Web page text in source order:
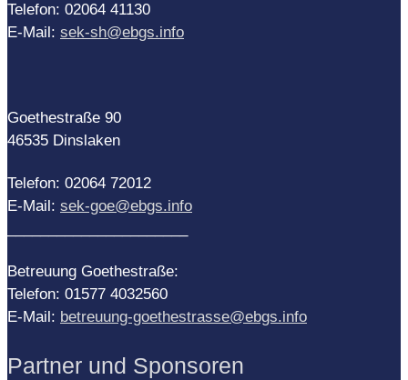
Telefon: 02064 41130
E-Mail: sek-sh@ebgs.info
Goethestraße 90
46535 Dinslaken
Telefon: 02064 72012
E-Mail: sek-goe@ebgs.info
Betreuung Goethestraße:
Telefon: 01577 4032560
E-Mail: betreuung-goethestrasse@ebgs.info
Partner und Sponsoren